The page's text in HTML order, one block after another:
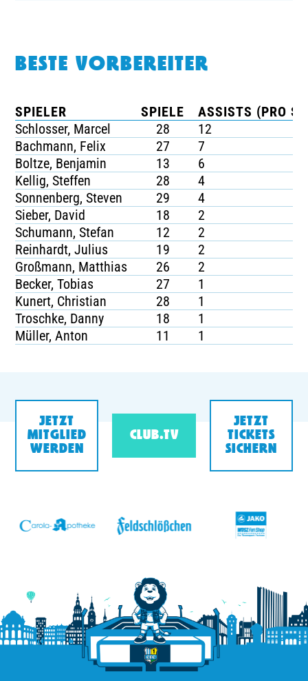
BESTE VORBEREITER
SPIELER SPIELE
ASSISTS (PRO
Schlosser, Marcel
28
12
Bachmann, Felix
27
7
Boltze, Benjamin
13
6
Kellig, Steffen
28
4
Sonnenberg, Steven
29
4
Sieber, David
18
2
Schumann, Stefan
12
2
Reinhardt, Julius
19
2
Großmann, Matthias
26
2
Becker, Tobias
27
1
Kunert, Christian
28
1
Troschke, Danny
18
1
Müller, Anton
11 1
JETZT
MITGLIED
WERDEN
CLUB.TV
JETZT
TICKETS
SICHERN